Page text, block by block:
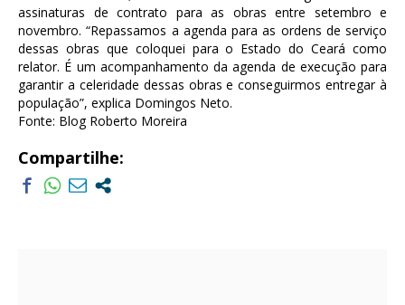
assinaturas de contrato para as obras entre setembro e
novembro. “Repassamos a agenda para as ordens de serviço
dessas obras que coloquei para o Estado do Ceará como
relator. É um acompanhamento da agenda de execução para
garantir a celeridade dessas obras e conseguirmos entregar à
população”, explica Domingos Neto.
Fonte: Blog Roberto Moreira
Compartilhe: